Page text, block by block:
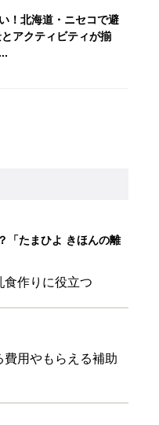
！北海道・ニセコで避
アクティビティが揃
「たまひよ きほんの離
作りに役立つ
用やもらえる補助